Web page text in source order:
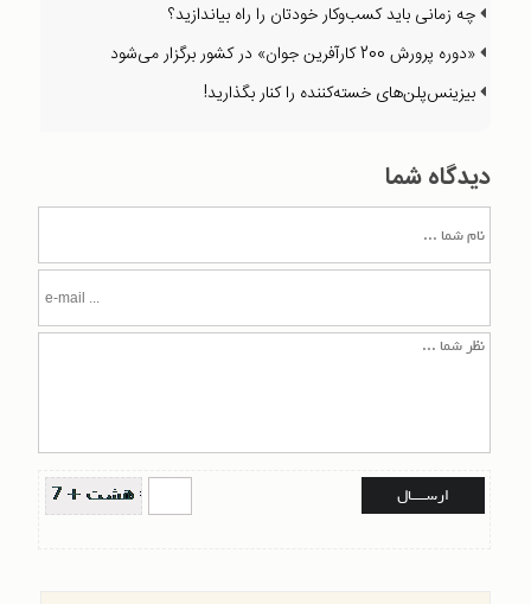
چه زمانی باید کسب‌وکار خودتان را راه بیاندازید؟
«دوره پرورش 200 کارآفرین جوان» در کشور برگزار می‌شود
بیزینس‌پلن‌های خسته‌کننده را کنار بگذاريد!
دیدگاه شما